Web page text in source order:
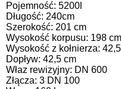
Pojemność: 5200l
Długość: 240cm
Szerokość: 201 cm
Wysokość korpusu: 198 cm
Wysokość z kołnierza:
Dopływ: 42,5 cm
Właz rewizyjny: DN 600
Złącza: 3 DN 100